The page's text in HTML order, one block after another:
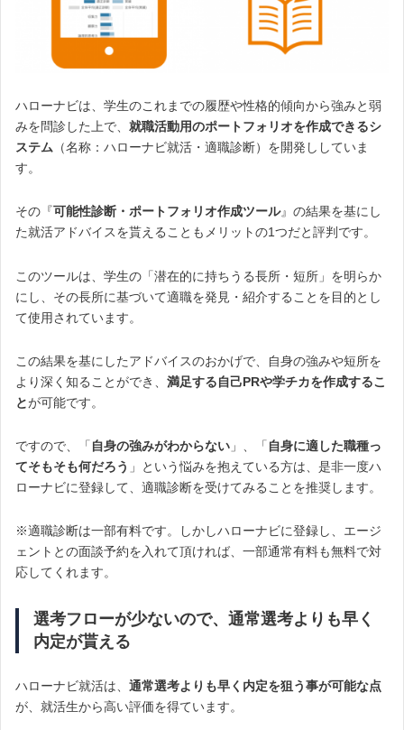
ハローナビは、 学生のこれまでの履歴や性格的傾向から強みと弱
みを問診した上で、 就職活動用のポートフォリオを作成できるシ
ステム （名称：ハローナビ就活・適職診断）を開発ししていま
す。
その『可能性診断・ポートフォリオ作成ツール』の結果を基にし
た就活アドバイスを貰えることもメリットの1つだと評判です。
このツールは、学生の「潜在的に持ちうる長所・短所」を明らか
にし、その長所に基づいて適職を発見・紹介することを目的とし
て使用されています。
この結果を基にしたアドバイスのおかげで、自身の強みや短所を
より深く知ることができ、 満足する自己PRや学チカを作成するこ
とが可能です。
ですので、「 自身の強みがわからない 」、「 自身に適した職種っ
てそもそも何だろう 」という悩みを抱えている方は、是非一度ハ
ローナビに登録して、適職診断を受けてみることを推奨します。
※適職診断は一部有料です。しかしハローナビに登録し、エージ
ェントとの面談予約を入れて頂ければ、一部通常有料も無料で対
応してくれます。
選考フローが少ないので、通常選考よりも早く
内定が貰える
ハローナビ就活は、 通常選考よりも早く内定を狙う事が可能な点
が、就活生から高い評価を得ています。